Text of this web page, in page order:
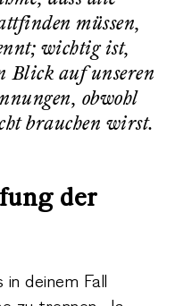
müssen,
wichtig ist,
Blick auf unseren
obwohl
brauchen wirst.
der
deinem Fall